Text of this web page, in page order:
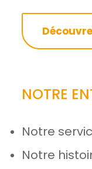
NOTRE
Notre
Notre